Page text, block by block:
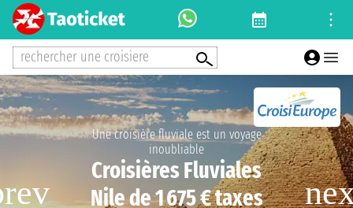
rechercher une croisiere
Une croisière fluviale est un voyage
inoubliable
Croisières Fluviales
Nile de 1 675 € taxes